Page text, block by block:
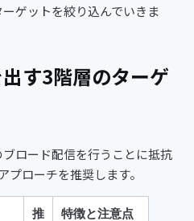
ゲットを絞り込んでいきま
す3階層のターゲ
ロード配信を行うことに抵抗
ローチを推奨します。
推
特徴と注意点